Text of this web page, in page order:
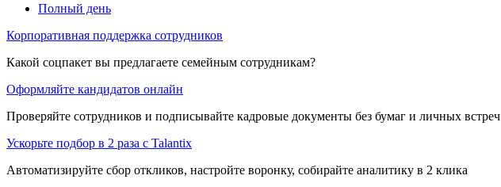
Полный день
Корпоративная поддержка сотрудников
Какой соцпакет вы предлагаете семейным сотрудникам?
Оформляйте кандидатов онлайн
Проверяйте сотрудников и подписывайте кадровые документы без бумаг и личных встреч
Ускорьте подбор в 2 раза с Talantix
Автоматизируйте сбор откликов, настройте воронку, собирайте аналитику в 2 клика